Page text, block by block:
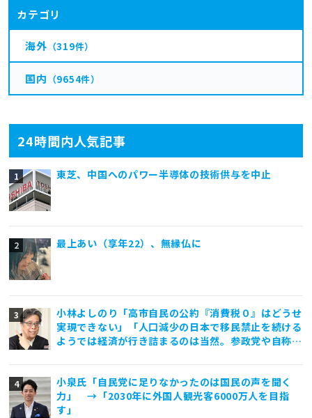
24時間内人気記事
東芝、中国へのパワー半導体の技術供与を中止
最上あい（享年22）、無縁仏に
小林よしのり「高市自民の公約『消費税０』はどうせ
実現できない」「人口減少の日本で移民禁止を続ける
ようでは経済が行き詰まるのは当然。参政党や自称保
一直線」
小泉氏「自民党に足りなかったのは国民の声を聞く
力」 →「2030年に外国人観光客6000万人を目指
す」
カテゴリ
海外 （319件）
国内 （9654件）